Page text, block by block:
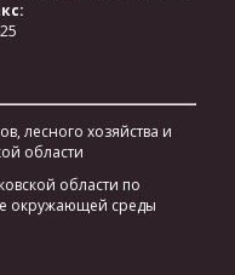
лесного хозяйства и
области
области по
окружающей среды